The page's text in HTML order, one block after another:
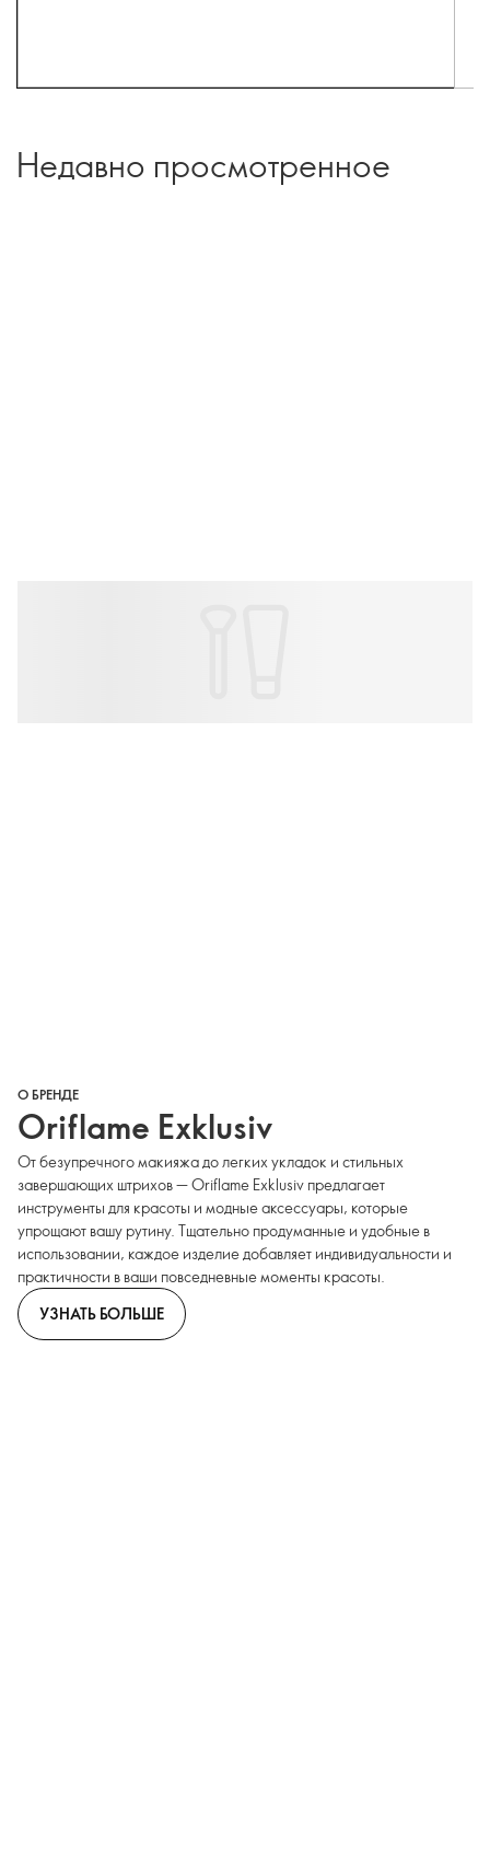
Недавно просмотренное
О БРЕНДЕ
Oriflame Exklusiv
От безупречного макияжа до легких укладок и стильных
завершающих штрихов — Oriflame Exklusiv предлагает
инструменты для красоты и модные аксессуары, которые
упрощают вашу рутину. Тщательно продуманные и удобные в
использовании, каждое изделие добавляет индивидуальности и
практичности в ваши повседневные моменты красоты.
УЗНАТЬ БОЛЬШЕ